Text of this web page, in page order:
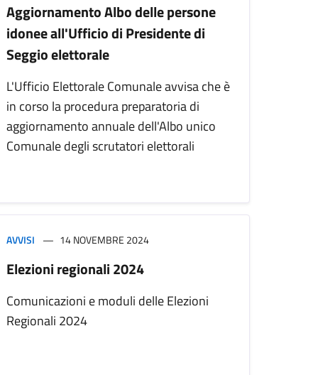
Aggiornamento Albo delle persone
idonee all'Ufficio di Presidente di
Seggio elettorale
L'Ufficio Elettorale Comunale avvisa che è
in corso la procedura preparatoria di
aggiornamento annuale dell'Albo unico
Comunale degli scrutatori elettorali
AVVISI 14 NOVEMBRE 2024
Elezioni regionali 2024
Comunicazioni e moduli delle Elezioni
Regionali 2024